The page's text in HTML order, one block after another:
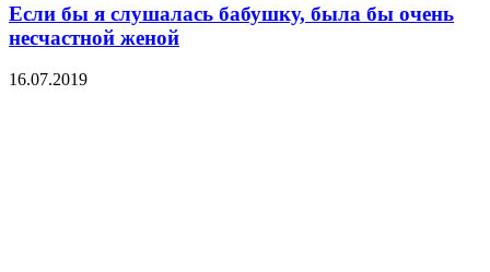
Если бы я слушалась бабушку, была бы очень
несчастной женой
16.07.2019